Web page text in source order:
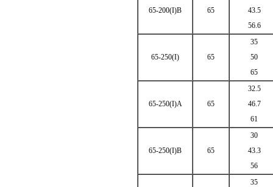
65-200(I)B 65
43.5
56.6
65-250(I) 65
35
50
65
65-250(I)A 65
32.5
46.7
61
65-250(I)B 65
30
43.3
56
35